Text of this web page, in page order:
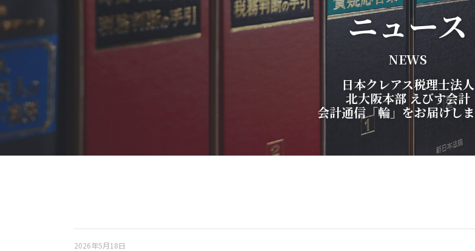
ニュース
NEWS
日本クレアス税理士法人
北大阪本部 えびす会計
会計通信「輪 」 をお届けしま
2026年5月18日